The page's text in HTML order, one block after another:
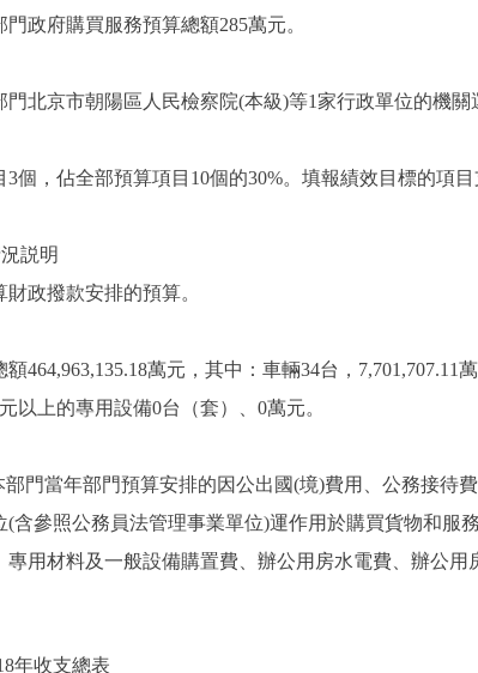
府購買服務預算總額285萬元。
京市朝陽區人民檢察院(本級)等1家行政單位的機關
，佔全部預算項目10個的30%。填報績效目標的項目
説明
政撥款安排的預算。
萬元，其中：車輛34台，7,701,707.11
以上的專用設備0台（套）、0萬元。
當年部門預算安排的因公出國(境)費用、公務接待費
參照公務員法管理事業單位)運作用於購買貨物和服
用材料及一般設備購置費、辦公用房水電費、辦公
年收支總表